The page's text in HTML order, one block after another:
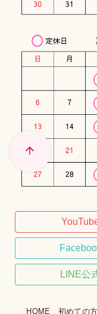
LINE公
HOME 初めての方